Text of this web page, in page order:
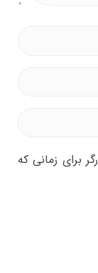
برای زمانی که